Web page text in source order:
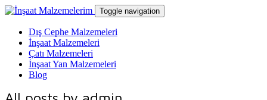
Toggle navigation
Dış Cephe Malzemeleri
İnşaat Malzemeleri
Çatı Malzemeleri
İnşaat Yan Malzemeleri
Blog